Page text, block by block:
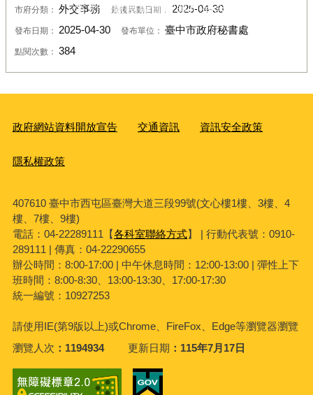
谷力哲處長等貴賓與市長合影
市府分類： 外交事務 最後異動日期： 2025-04-30
發布日期： 2025-04-30 發布單位： 臺中市政府秘書處
點閱次數： 384
政府網站資料開放宣告 交通資訊 資訊安全政策
隱私權政策
407610 臺中市西屯區臺灣大道三段99號(文心樓1樓、3樓、4
樓、7樓、9樓)
電話：04-22289111【各科室聯絡方式】 | 行動代表號：0910-
289111 | 傳真：04-22290655
辦公時間：8:00-17:00 | 中午休息時間：12:00-13:00 | 彈性上下
班時間：8:00-8:30、13:00-13:30、17:00-17:30
統一編號：10927253
請使用IE(第9版以上)或Chrome、 FireFox Edge等瀏覽器瀏覽
瀏覽人次
1194934 更新日期 115年7月17日